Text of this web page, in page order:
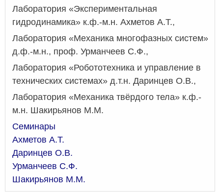
Лаборатория «Экспериментальная
гидродинамика» к.ф.-м.н. Ахметов А.Т.,
Лаборатория «Механика многофазных систем»
д.ф.-м.н., проф. Урманчеев С.Ф.,
Лаборатория «Робототехника и управление в
технических системах» д.т.н. Даринцев О.В.,
Лаборатория «Механика твёрдого тела» к.ф.-
м.н. Шакирьянов М.М.
Семинары
Ахметов А.Т.
Даринцев О.В.
Урманчеев С.Ф.
Шакирьянов М.М.